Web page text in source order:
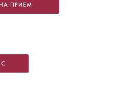
ПРИЕМ